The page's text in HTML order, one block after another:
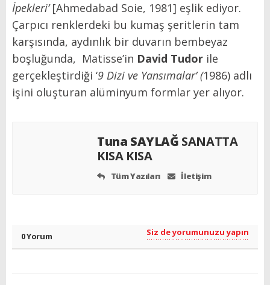
İpekleri’[Ahmedabad Soie, 1981] eşlik ediyor.
Çarpıcı renklerdeki bu kumaş şeritlerin tam
karşısında, aydınlık bir duvarın bembeyaz
boşluğunda, Matisse’in David Tudor ile
gerçekleştirdiği ‘9 Dizi ve Yansımalar’ (1986) adlı
işini oluşturan alüminyum formlar yer alıyor.
Tuna SAYLAĞ SANATTA
KISA KISA
Tüm Yazıları İletişim
0 Yorum Siz de yorumunuzu yapın